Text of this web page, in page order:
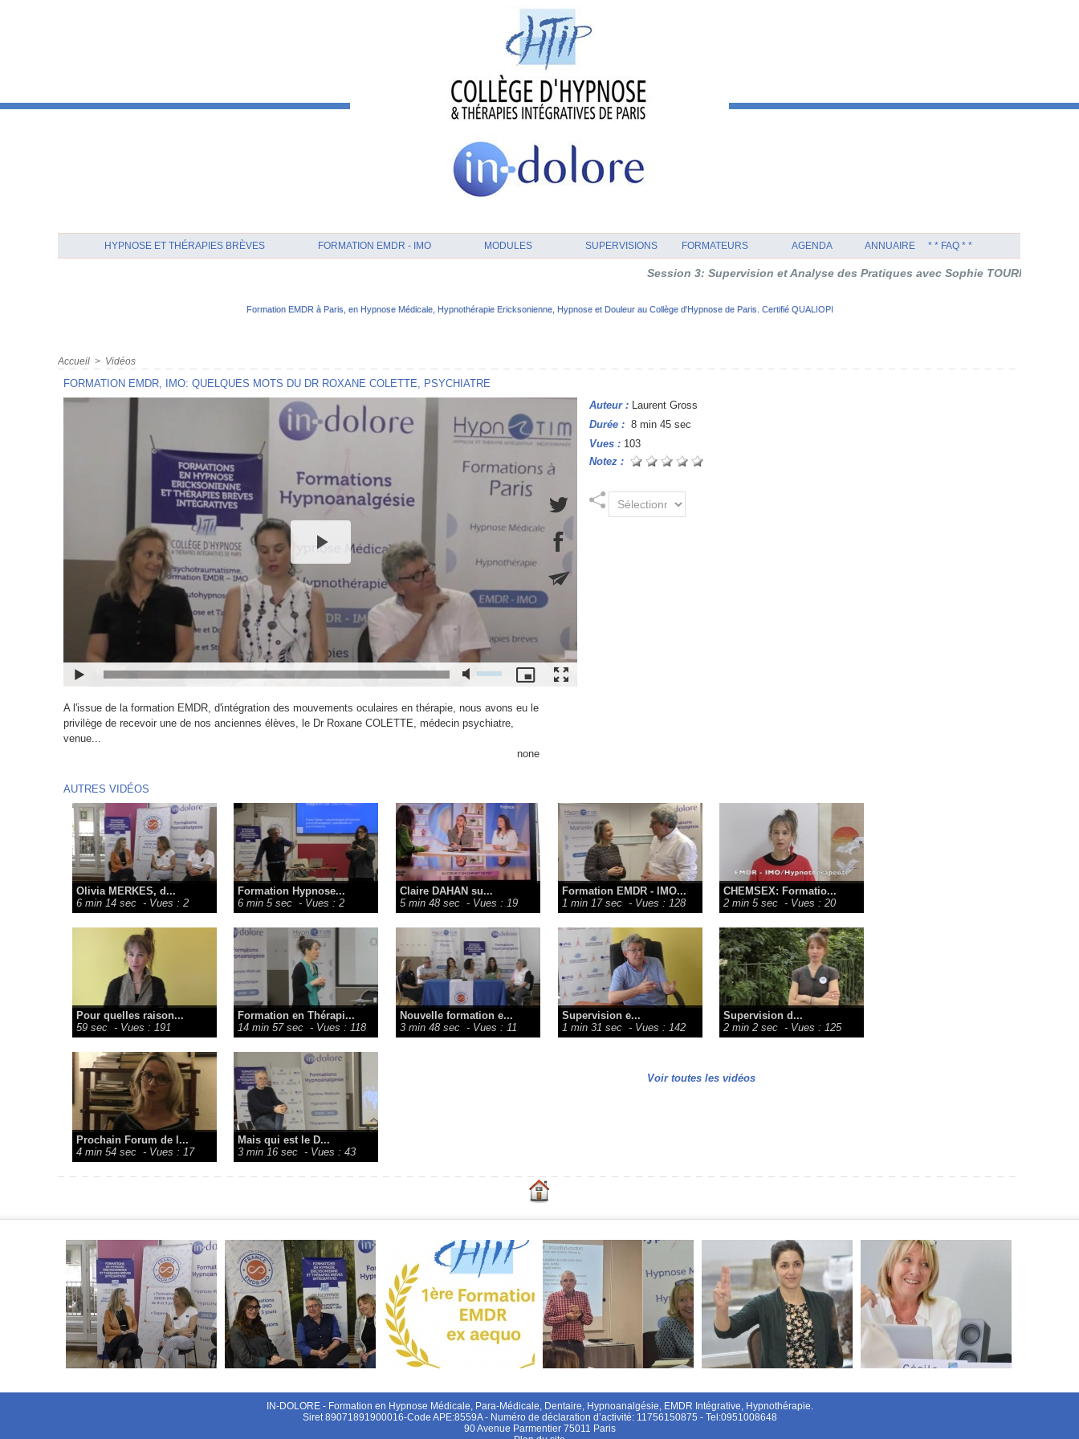
HYPNOSE ET THÉRAPIES BRÈVES FORMATION EMDR - IMO MODULES SUPERVISIONS FORMATEURS AGENDA ANNUAIRE * * FAQ * *
Session 3: Supervision et Analyse des Pratiques avec Sophie TOURNOUËR en
Formation EMDR à Paris, en Hypnose Médicale, Hypnothérapie Ericksonienne, Hypnose et Douleur au Collège d'Hypnose de Paris. Certifié QUALIOPI
Accueil > Vidéos
FORMATION EMDR, IMO: QUELQUES MOTS DU DR ROXANE COLETTE, PSYCHIATRE
Auteur : Laurent Gross
Durée : 8 min 45 sec
Vues : 103
Notez :
A l'issue de la formation EMDR, d'intégration des mouvements oculaires en thérapie, nous avons eu le
privilège de recevoir une de nos anciennes élèves, le Dr Roxane COLETTE, médecin psychiatre,
venue...
none
AUTRES VIDÉOS
Olivia MERKES, d...
6 min 14 sec - Vues : 2
Formation Hypnose...
6 min 5 sec - Vues : 2
Claire DAHAN su...
5 min 48 sec - Vues : 19
Formation EMDR - IMO...
1 min 17 sec - Vues : 128
CHEMSEX: Formatio...
2 min 5 sec - Vues : 20
Pour quelles raison...
59 sec - Vues : 191
Formation en Thérapi...
14 min 57 sec - Vues : 118
Nouvelle formation e...
3 min 48 sec - Vues : 11
Supervision e...
1 min 31 sec - Vues : 142
Supervision d...
2 min 2 sec - Vues : 125
Prochain Forum de l...
4 min 54 sec - Vues : 17
Mais qui est le D...
3 min 16 sec - Vues : 43
Voir toutes les vidéos
IN-DOLORE - Formation en Hypnose Médicale, Para-Médicale, Dentaire, Hypnoanalgésie, EMDR Intégrative, Hypnothérapie.
Siret 89071891900016-Code APE:8559A - Numéro de déclaration d’activité: 11756150875 - Tel:0951008648
90 Avenue Parmentier 75011 Paris